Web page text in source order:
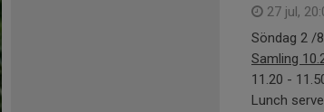
27 jul,
Söndag 2 /8
Samling
11.20 -
Lunch